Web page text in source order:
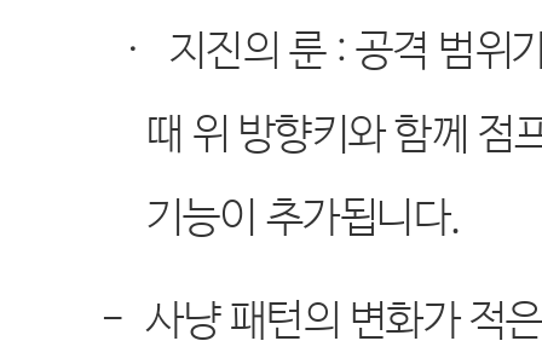
·
지진의 룬 : 공격 범위
때 위 방향키와 함께 점
기능이 추가됩니다.
- 사냥 패턴의 변화가 적